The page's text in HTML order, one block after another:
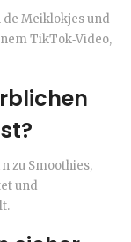
de Meiklokjesund
TikTok‑Video,
zu Smoothies,
und